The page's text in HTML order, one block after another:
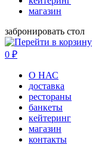
магазин
забронировать стол
0 ₽
О НАС
доставка
рестораны
банкеты
кейтеринг
магазин
контакты